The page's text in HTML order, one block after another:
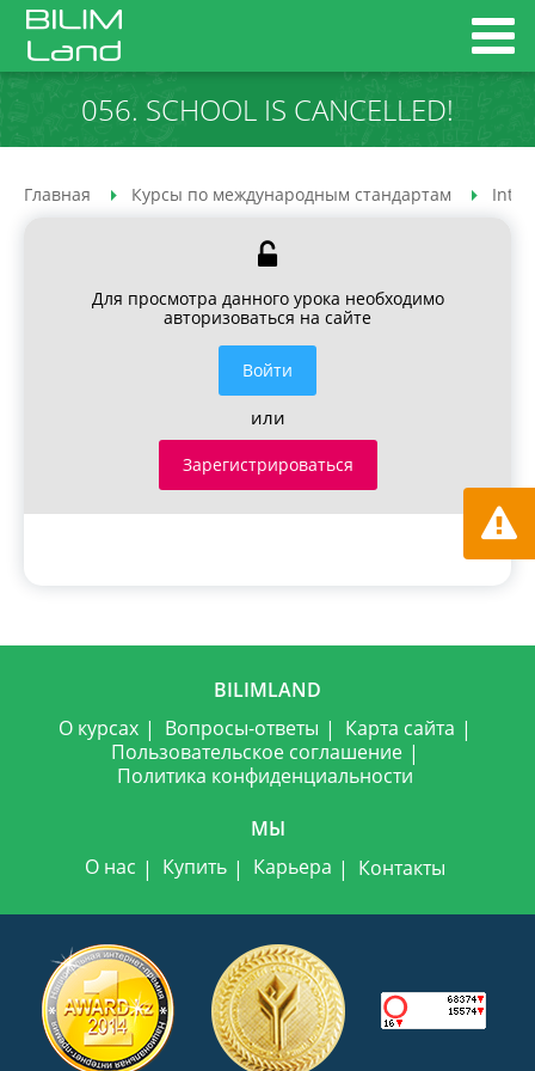
056. SCHOOL IS CANCELLED!
Главная Курсы по международным стандартам
Для просмотра данного урока необходимо
авторизоваться на сайте
Войти
или
Зарегистрироваться
BILIMLAND
О курсах
Вопросы-ответы
Карта сайта
Пользовательское соглашение
Политика конфиденциальности
МЫ
О нас
Купить Карьера Контакты